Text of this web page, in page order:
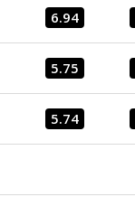
6.94
5.75
5.74